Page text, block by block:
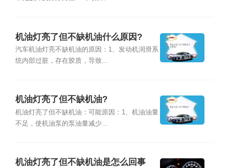
机油灯亮了但不缺机油什么原因?
汽车机油灯亮不缺机油的原因：1、发动机润滑系
统内部过脏，存在胶质，导致...
机油灯亮了但不缺机油?
机油灯亮了但不缺机油：可能原因：1、机油油量
不足，使机油泵的泵油量减少...
机油灯亮了但不缺机油是怎么回事